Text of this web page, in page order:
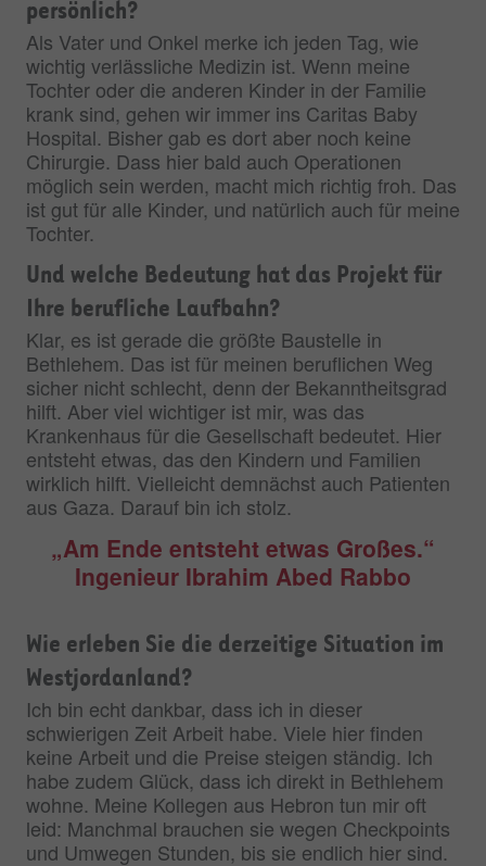
persönlich?
Als Vater und Onkel merke ich jeden Tag, wie
wichtig verlässliche Medizin ist. Wenn meine
Tochter oder die anderen Kinder in der Familie
krank sind, gehen wir immer ins Caritas Baby
Hospital. Bisher gab es dort aber noch keine
Chirurgie. Dass hier bald auch Operationen
möglich sein werden, macht mich richtig froh. Das
ist gut für alle Kinder, und natürlich auch für meine
Tochter.
Und welche Bedeutung hat das Projekt für
Ihre berufliche Laufbahn?
Klar, es ist gerade die größte Baustelle in
Bethlehem. Das ist für meinen beruflichen Weg
sicher nicht schlecht, denn der Bekanntheitsgrad
hilft. Aber viel wichtiger ist mir, was das
Krankenhaus für die Gesellschaft bedeutet. Hier
entsteht etwas, das den Kindern und Familien
wirklich hilft. Vielleicht demnächst auch Patienten
aus Gaza. Darauf bin ich stolz.
„Am Ende entsteht etwas Großes.“
Ingenieur Ibrahim Abed Rabbo
Wie erleben Sie die derzeitige Situation im
Westjordanland?
Ich bin echt dankbar, dass ich in dieser
schwierigen Zeit Arbeit habe. Viele hier finden
keine Arbeit und die Preise steigen ständig. Ich
habe zudem Glück, dass ich direkt in Bethlehem
wohne. Meine Kollegen aus Hebron tun mir oft
leid: Manchmal brauchen sie wegen Checkpoints
und Umwegen Stunden, bis sie endlich hier sind.